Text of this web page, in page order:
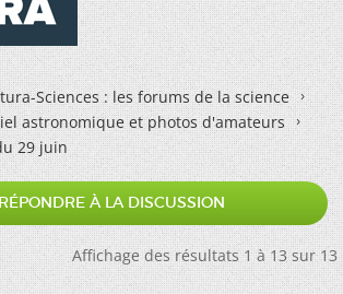
Sciences : les forums de la science
astronomique et photos d'amateurs
29 juin
RÉPONDRE À LA DISCUSSION
Affichage des résultats 1 à 13 sur 13